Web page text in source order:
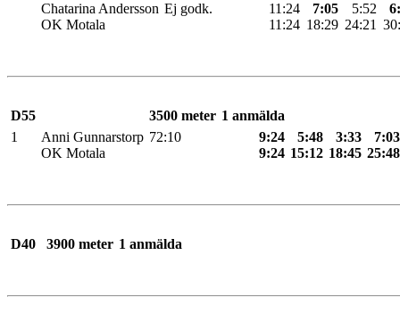
Chatarina Andersson
OK Motala
Ej godk.
11:24
11:24
7:05
18:29
5:52
24:21
D55 3500 meter 1 anmälda
1
Anni Gunnarstorp
OK Motala
72:10
9:24
9:24
5:48
15:12
3:33
18:45
7:03
25:48
D40 3900 meter 1 anmälda